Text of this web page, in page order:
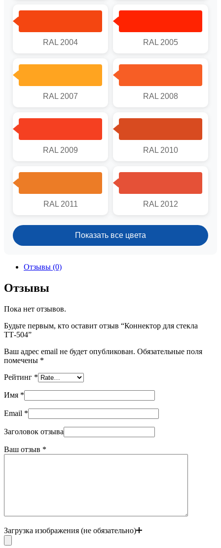
RAL 2004 RAL 2005
RAL 2007 RAL 2008
RAL 2009 RAL 2010
RAL 2011 RAL 2012
Показать все цвета
Отзывы (0)
Отзывы
Пока нет отзывов.
Будьте первым, кто оставит отзыв “Коннектор для стекла
ТТ-504”
Ваш адрес email не будет опубликован. Обязательные поля
помечены *
Рейтинг *
Имя *
Email *
Заголовок отзыва
Ваш отзыв *
Загрузка изображения (не обязательно)